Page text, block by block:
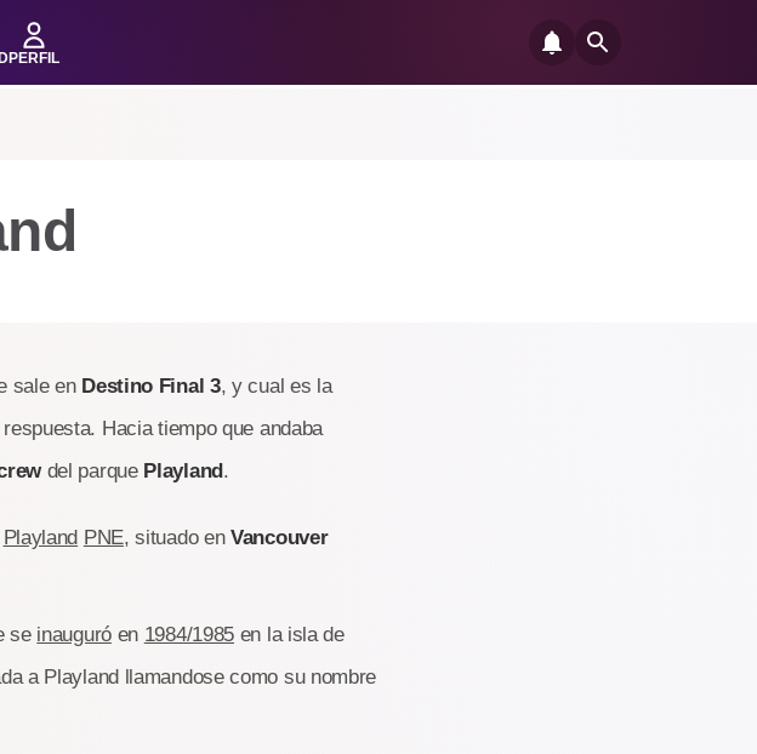
PERFIL
sale en Destino Final 3, y cual es la
Hacia tiempo que andaba
del parque Playland.
Playland PNE, situado enVancouver
se inauguróen 1984/1985 en la isla de
a Playland llamandose como su nombre